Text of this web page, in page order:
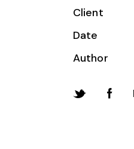
Client
Date
Author